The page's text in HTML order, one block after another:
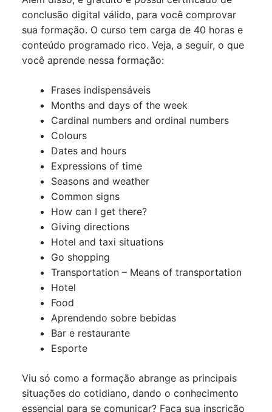
conclusão digital válido, para você comprovar
sua formação. O curso tem carga de 40 horas e
conteúdo programado rico. Veja, a seguir, o que
você aprende nessa formação:
Frases indispensáveis
Months and days of the week
Cardinal numbers and ordinal numbers
Colours
Dates and hours
Expressions of time
Seasons and weather
Common signs
How can I get there?
Giving directions
Hotel and taxi situations
Go shopping
Transportation – Means of transportation
Hotel
Food
Aprendendo sobre bebidas
Bar e restaurante
Esporte
Viu só como a formação abrange as principais
situações do cotidiano, dando o conhecimento
essencial para se comunicar? Faça sua inscrição